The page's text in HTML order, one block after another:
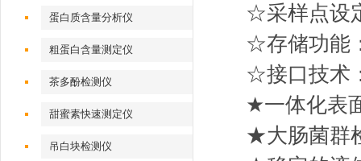
蛋白质含量分析仪
粗蛋白含量测定仪
茶多酚检测仪
甜蜜素快速测定仪
吊白块检测仪
☆采样点设
☆存储功能
☆接口技术
★一体化表
★大肠菌群